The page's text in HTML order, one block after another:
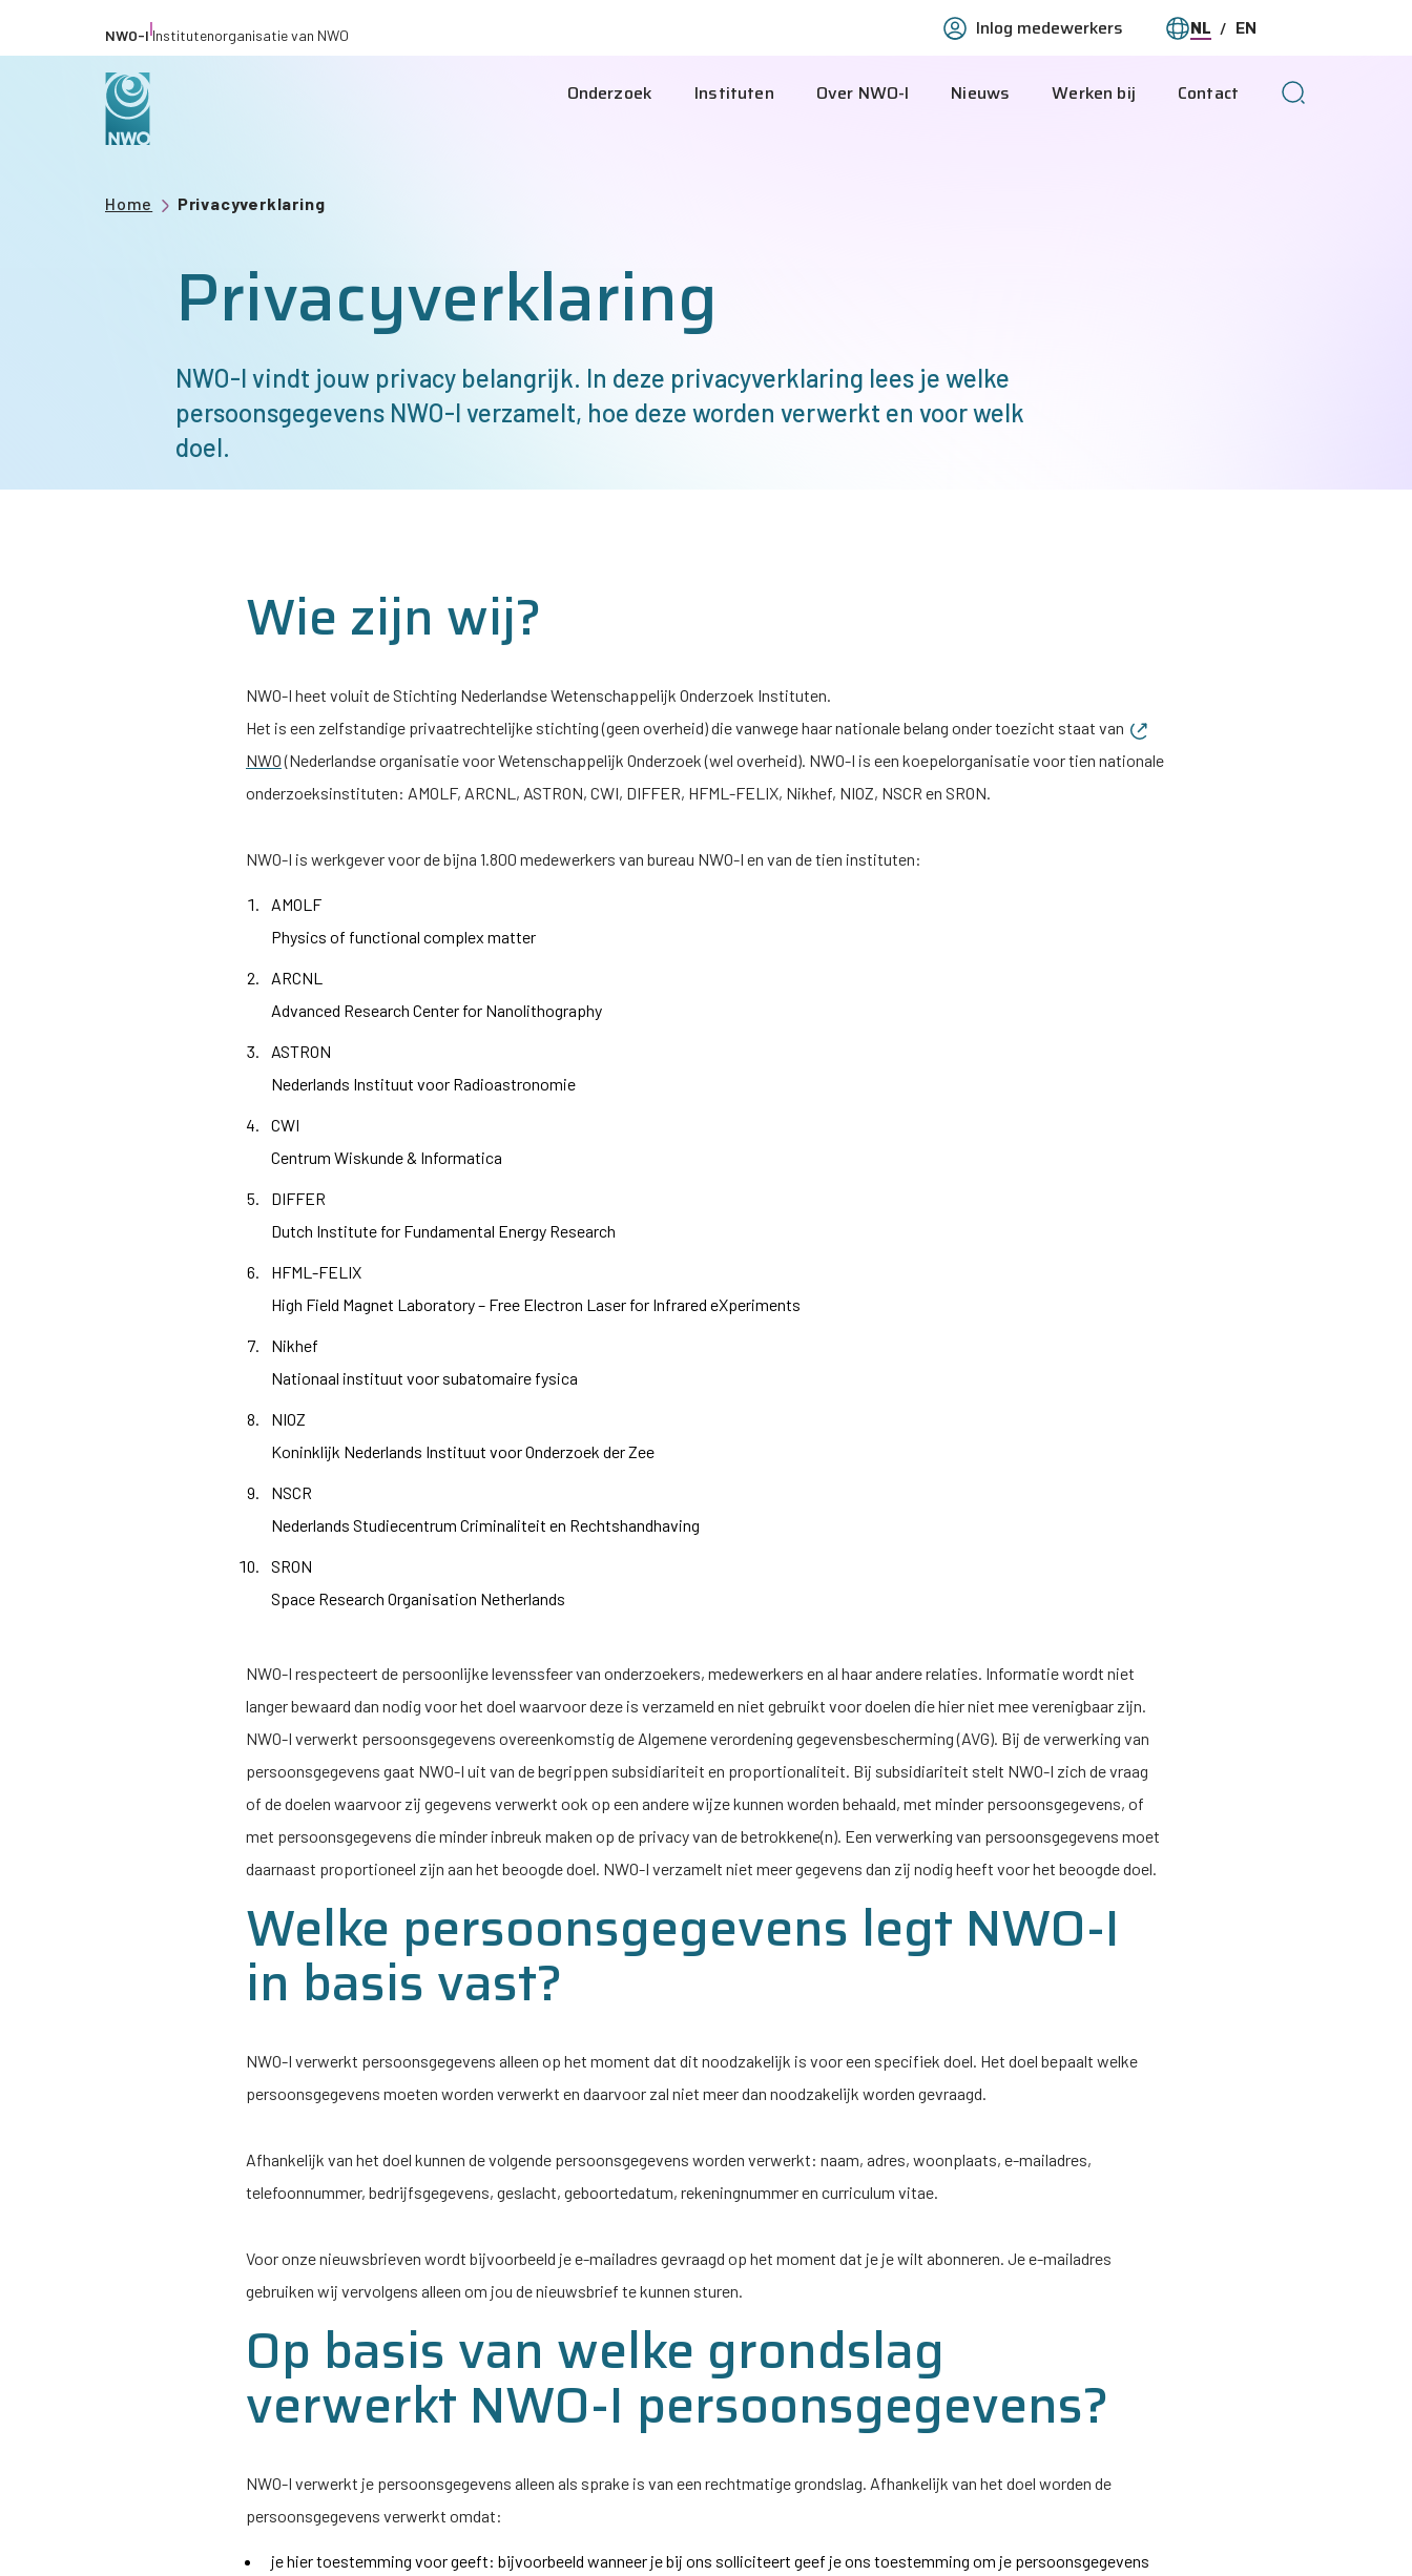
en
NWO-I|Institutenorganisatie van NWO
NWO-
Intranet
Inlog medewerkers
Taal
NL
Deze
EN
Hoofdnavigatie
Onderzoek Instituten Over NWO-I Nieuws Werken bij Contact
Kruimelpad
Home Privacyverklaring
Privacyverklaring
NWO-I vindt jouw privacy belangrijk. In deze privacyverklaring lees je welke
persoonsgegevens NWO-I verzamelt, hoe deze worden verwerkt en voor welk
doel.
Wie zijn wij?
NWO-I heet voluit de Stichting Nederlandse Wetenschappelijk Onderzoek Instituten.
Het is een zelfstandige privaatrechtelijke stichting (geen overheid) die vanwege haar nationale belang onder toezicht staat van
NWO(Nederlandse organisatie voor Wetenschappelijk Onderzoek (wel overheid). NWO-I is een koepelorganisatie voor tien nationale
onderzoeksinstituten: AMOLF, ARCNL, ASTRON, CWI, DIFFER, HFML-FELIX, Nikhef, NIOZ, NSCR en SRON.
NWO-I is werkgever voor de bijna 1.800 medewerkers van bureau NWO-I en van de tien instituten:
AMOLF
Physics of functional complex matter
ARCNL
Advanced Research Center for Nanolithography
ASTRON
Nederlands Instituut voor Radioastronomie
CWI
Centrum Wiskunde & Informatica
DIFFER
Dutch Institute for Fundamental Energy Research
HFML-FELIX
High Field Magnet Laboratory – Free Electron Laser for Infrared eXperiments
Nikhef
Nationaal instituut voor subatomaire fysica
NIOZ
Koninklijk Nederlands Instituut voor Onderzoek der Zee
NSCR
Nederlands Studiecentrum Criminaliteit en Rechtshandhaving
SRON
Space Research Organisation Netherlands
NWO-I respecteert de persoonlijke levenssfeer van onderzoekers, medewerkers en al haar andere relaties. Informatie wordt niet
langer bewaard dan nodig voor het doel waarvoor deze is verzameld en niet gebruikt voor doelen die hier niet mee verenigbaar zijn.
NWO-I verwerkt persoonsgegevens overeenkomstig de Algemene verordening gegevensbescherming (AVG). Bij de verwerking van
persoonsgegevens gaat NWO-I uit van de begrippen subsidiariteit en proportionaliteit. Bij subsidiariteit stelt NWO-I zich de vraag
of de doelen waarvoor zij gegevens verwerkt ook op een andere wijze kunnen worden behaald, met minder persoonsgegevens, of
met persoonsgegevens die minder inbreuk maken op de privacy van de betrokkene(n). Een verwerking van persoonsgegevens moet
daarnaast proportioneel zijn aan het beoogde doel. NWO-I verzamelt niet meer gegevens dan zij nodig heeft voor het beoogde doel.
Welke persoonsgegevens legt NWO-I
in basis vast?
NWO-I verwerkt persoonsgegevens alleen op het moment dat dit noodzakelijk is voor een specifiek doel. Het doel bepaalt welke
persoonsgegevens moeten worden verwerkt en daarvoor zal niet meer dan noodzakelijk worden gevraagd.
Afhankelijk van het doel kunnen de volgende persoonsgegevens worden verwerkt: naam, adres, woonplaats, e-mailadres,
telefoonnummer, bedrijfsgegevens, geslacht, geboortedatum, rekeningnummer en curriculum vitae.
Voor onze nieuwsbrieven wordt bijvoorbeeld je e-mailadres gevraagd op het moment dat je je wilt abonneren. Je e-mailadres
gebruiken wij vervolgens alleen om jou de nieuwsbrief te kunnen sturen.
Op basis van welke grondslag
verwerkt NWO-I persoonsgegevens?
NWO-I verwerkt je persoonsgegevens alleen als sprake is van een rechtmatige grondslag. Afhankelijk van het doel worden de
persoonsgegevens verwerkt omdat:
je hier toestemming voor geeft: bijvoorbeeld wanneer je bij ons solliciteert geef je ons toestemming om je persoonsgegevens